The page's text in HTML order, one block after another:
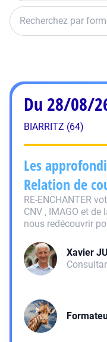
Du 28/08/
BIARRITZ (64)
Les
Relation de
RE-ENCHANTER
CNV , IMAGO et
nous redécouvrir
Xavier